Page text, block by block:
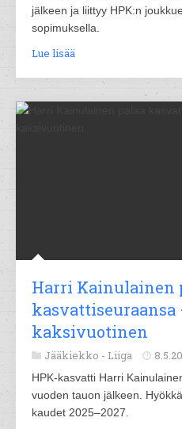
jälkeen ja liittyy HPK:n
sopimuksella.
Lue lisää
Harri Kainulainen
kasvattiseuraansa
kaksivuotinen
Jääkiekko - Liiga
HPK-kasvatti Harri
vuoden tauon jälkeen.
kaudet 2025–2027.